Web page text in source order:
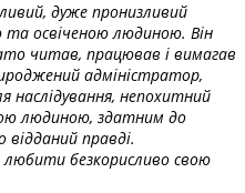
дуже пронизливий
та освіченою людиною. Він
читав, працював і вимагав
адміністратор,
наслідування, непохитний
людиною, здатним до
відданий правді.
любити безкорисливо свою